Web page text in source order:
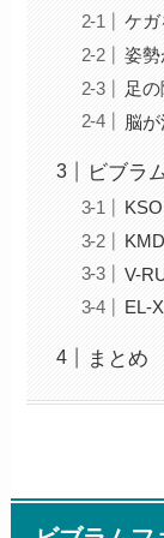
ケガ
姿勢
足
脳
ビブラ
KSO
V-
EL-X
まとめ